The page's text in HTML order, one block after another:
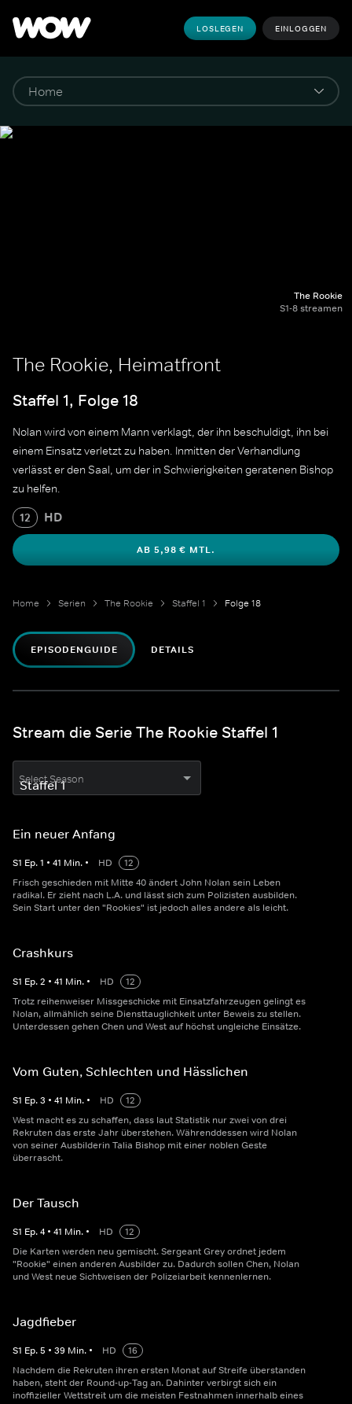
LOSLEGEN EINLOGGEN
The Rookie
S1-8 streamen
The Rookie, Heimatfront
Staffel 1, Folge 18
Nolan wird von einem Mann verklagt, der ihn beschuldigt, ihn bei
einem Einsatz verletzt zu haben. Inmitten der Verhandlung
verlässt er den Saal, um der in Schwierigkeiten geratenen Bishop
zu helfen.
12 HD
AB 5,98 € MTL.
Home Serien The Rookie Staffel 1 Folge 18
EPISODENGUIDE DETAILS
Stream die Serie The Rookie Staffel 1
Select Season
Ein neuer Anfang
S1 Ep.1 • 41 Min. • HD
12
Frisch geschieden mit Mitte 40 ändert John Nolan sein Leben
radikal. Er zieht nach L.A. und lässt sich zum Polizisten ausbilden.
Sein Start unter den "Rookies" ist jedoch alles andere als leicht.
Crashkurs
S1 Ep.2 • 41 Min. • HD
12
Trotz reihenweiser Missgeschicke mit Einsatzfahrzeugen gelingt es
Nolan, allmählich seine Diensttauglichkeit unter Beweis zu stellen.
Unterdessen gehen Chen und West auf höchst ungleiche Einsätze.
Vom Guten, Schlechten und Hässlichen
S1 Ep.3 • 41 Min. • HD
12
West macht es zu schaffen, dass laut Statistik nur zwei von drei
Rekruten das erste Jahr überstehen. Währenddessen wird Nolan
von seiner Ausbilderin Talia Bishop mit einer noblen Geste
überrascht.
Der Tausch
S1 Ep.4 • 41 Min. • HD
12
Die Karten werden neu gemischt. Sergeant Grey ordnet jedem
"Rookie" einen anderen Ausbilder zu. Dadurch sollen Chen, Nolan
und West neue Sichtweisen der Polizeiarbeit kennenlernen.
Jagdfieber
S1 Ep.5 • 39 Min. • HD
16
Nachdem die Rekruten ihren ersten Monat auf Streife überstanden
haben, steht der Round-up-Tag an. Dahinter verbirgt sich ein
inoffizieller Wettstreit um die meisten Festnahmen innerhalb eines